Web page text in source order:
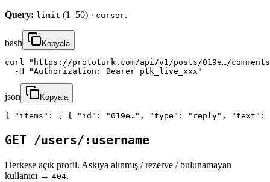
Query: limit (1–50) · cursor.
bash Kopyala
curl "https://prototurk.com/api/v1/posts/019e…/
  -H "Authorization: Bearer ptk_live_xxx"
json Kopyala
{ "items": [ { "id": "019e…", "type": "reply",
GET /users/:username
Herkese açık profil. Askıya alınmış / rezerve / bulunamayan
kullanıcı → 404.